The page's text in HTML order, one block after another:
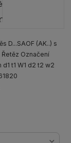
D...SAOF (AK..) s
Označení
t1 W1 d2 t2 w2